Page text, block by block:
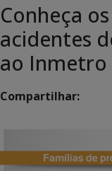
Conheça
acidentes
ao Inmetro
Compartilhar: